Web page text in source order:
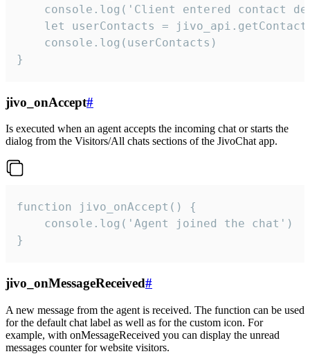
console.log('Client entered contact
let userContacts =
    console.log(userContacts)
}
jivo_onAccept#
Is executed when an agent accepts the incoming chat or starts the
dialog from the Visitors/All chats sections of the JivoChat app.
function jivo_onAccept() {
}
jivo_onMessageReceived#
A new message from the agent is received. The function can be used
for the default chat label as well as for the custom icon. For
example, with onMessageReceived you can display the unread
messages counter for website visitors.